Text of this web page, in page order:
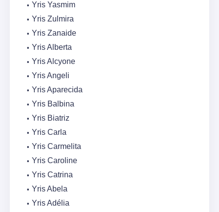
Yris Yasmim
Yris Zulmira
Yris Zanaide
Yris Alberta
Yris Alcyone
Yris Angeli
Yris Aparecida
Yris Balbina
Yris Biatriz
Yris Carla
Yris Carmelita
Yris Caroline
Yris Catrina
Yris Abela
Yris Adélia